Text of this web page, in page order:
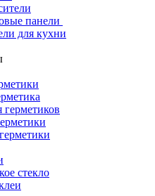
панели
для кухни
стекло